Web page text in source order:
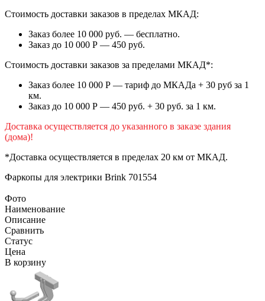
Стоимость доставки заказов в пределах МКАД:
Заказ более 10 000 руб. — бесплатно.
Заказ до 10 000 Р — 450 руб.
Стоимость доставки заказов за пределами МКАД*:
Заказ более 10 000 Р — тариф до МКАДа + 30 руб за 1
км.
Заказ до 10 000 Р — 450 руб. + 30 руб. за 1 км.
Доставка осуществляется до указанного в заказе здания
(дома)!
*Доставка осуществляется в пределах 20 км от МКАД.
Фаркопы для электрики Brink 701554
Фото
Наименование
Описание
Сравнить
Статус
Цена
В корзину